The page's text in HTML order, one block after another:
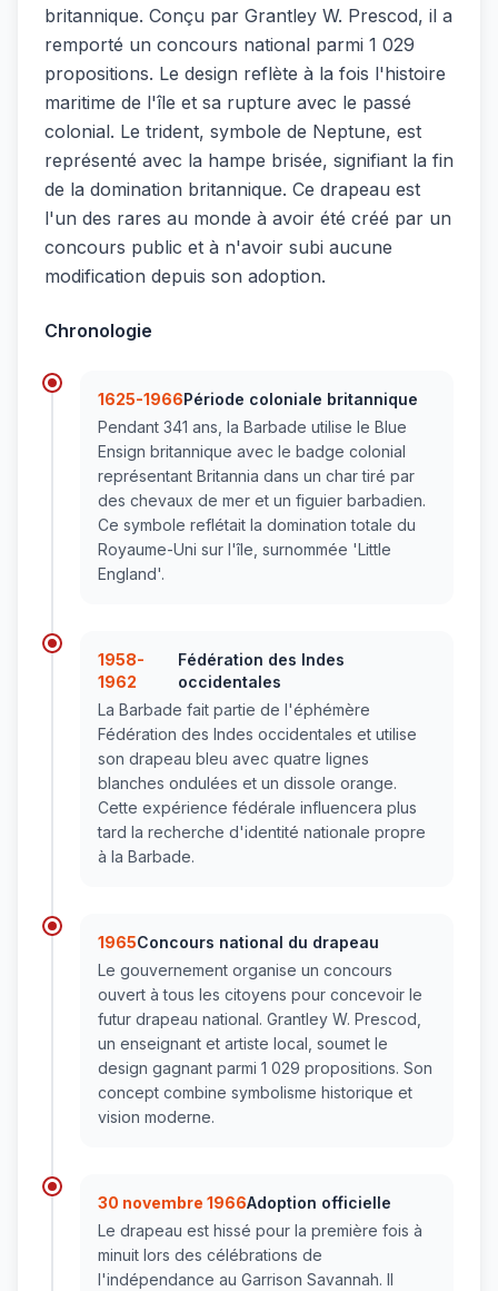
britannique. Conçu par Grantley W. Prescod, il a
remporté un concours national parmi 1 029
propositions. Le design reflète à la fois l'histoire
maritime de l'île et sa rupture avec le passé
colonial. Le trident, symbole de Neptune, est
représenté avec la hampe brisée, signifiant la fin
de la domination britannique. Ce drapeau est
l'un des rares au monde à avoir été créé par un
concours public et à n'avoir subi aucune
modification depuis son adoption.
Chronologie
1625-1966Période coloniale britannique
Pendant 341 ans, la Barbade utilise le Blue
Ensign britannique avec le badge colonial
représentant Britannia dans un char tiré par
des chevaux de mer et un figuier barbadien.
Ce symbole reflétait la domination totale du
Royaume-Uni sur l'île, surnommée 'Little
England'.
1958-
1962
Fédération des Indes
occidentales
La Barbade fait partie de l'éphémère
Fédération des Indes occidentales et utilise
son drapeau bleu avec quatre lignes
blanches ondulées et un dissole orange.
Cette expérience fédérale influencera plus
tard la recherche d'identité nationale propre
à la Barbade.
1965Concours national du drapeau
Le gouvernement organise un concours
ouvert à tous les citoyens pour concevoir le
futur drapeau national. Grantley W. Prescod,
un enseignant et artiste local, soumet le
design gagnant parmi 1 029 propositions. Son
concept combine symbolisme historique et
vision moderne.
30 novembre 1966Adoption officielle
Le drapeau est hissé pour la première fois à
minuit lors des célébrations de
l'indépendance au Garrison Savannah. Il